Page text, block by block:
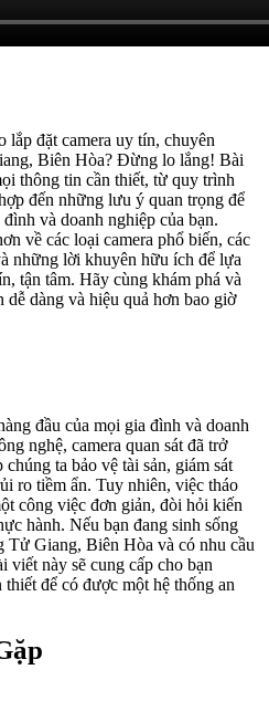
lắp đặt camera uy tín, chuyên
Biên Hòa? Đừng lo lắng! Bài
thông tin cần thiết, từ quy trình
đến những lưu ý quan trọng để
và doanh nghiệp của bạn.
về các loại camera phổ biến, các
những lời khuyên hữu ích để lựa
tận tâm. Hãy cùng khám phá và
dễ dàng và hiệu quả hơn bao giờ
đầu của mọi gia đình và doanh
nghệ, camera quan sát đã trở
ta bảo vệ tài sản, giám sát
ro tiềm ẩn. Tuy nhiên, việc tháo
công việc đơn giản, đòi hỏi kiến
hành. Nếu bạn đang sinh sống
Tử Giang, Biên Hòa và có nhu cầu
viết này sẽ cung cấp cho bạn
để có được một hệ thống an